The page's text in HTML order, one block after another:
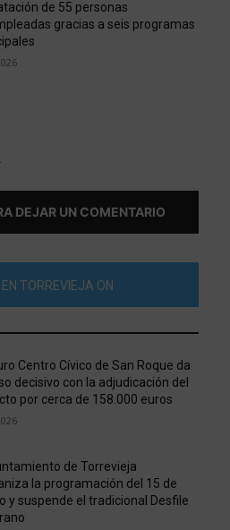
de 55 personas
gracias a seis programas
DEJAR UN COMENTARIO
TORREVIEJA ON
Centro Cívico de San Roque da
decisivo con la adjudicación del
por cerca de 158.000 euros
de Torrevieja
la programación del 15 de
y suspende el tradicional Desfile